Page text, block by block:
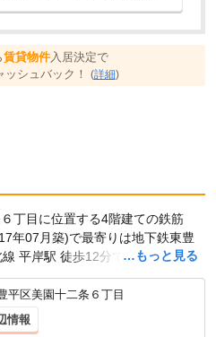
賃貸物件 入居決定で
ッシュバック！ (詳細)
…もっと見る
丁目に位置する4階建ての鉄筋
年07月築)で最寄りは地下鉄東豊
平岸駅 徒歩12分です。
平区美園十二条６丁目
情報